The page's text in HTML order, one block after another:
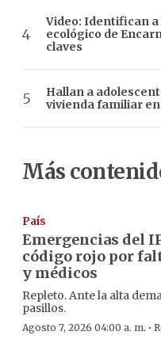
Video: Identifican a
ecológico de
claves
Hallan a
vivienda familiar
Más
País
Emergencias del
código rojo por
y médicos
Repleto. Ante la alta
pasillos.
Agosto 7, 2026 04:00 a. m. ·